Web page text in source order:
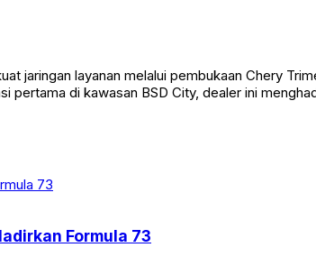
jaringan layanan melalui pembukaan Chery
di kawasan BSD City, dealer ini
Formula 73